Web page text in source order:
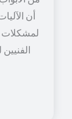
أن
لمشكلات